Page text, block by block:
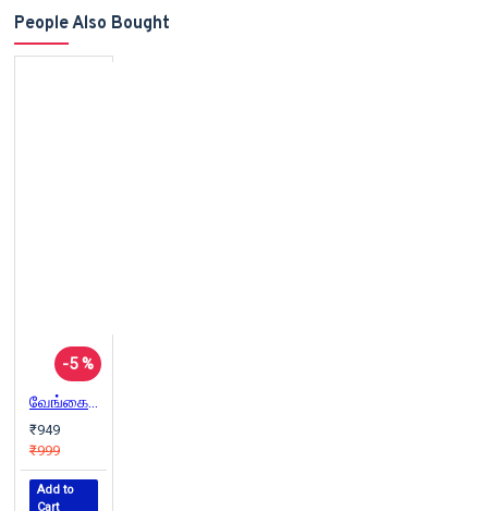
People Also Bought
-5 %
வேங்கையின் மைந்தன்
₹949
₹999
Add to
Cart